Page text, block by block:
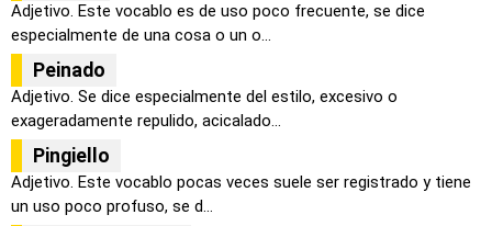
Adjetivo. Este vocablo es de uso poco frecuente, se dice
especialmente de una cosa o un o...
Peinado
Adjetivo. Se dice especialmente del estilo, excesivo o
exageradamente repulido, acicalado...
Pingiello
Adjetivo. Este vocablo pocas veces suele ser registrado y tiene
un uso poco profuso, se d...